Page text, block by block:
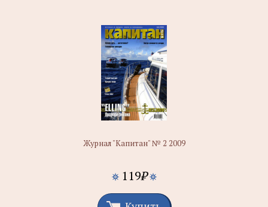
Журнал "Капитан" № 2 2009
119₽